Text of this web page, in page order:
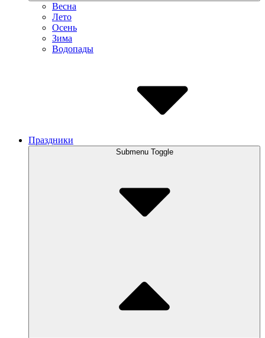
Весна
Лето
Осень
Зима
Водопады
Праздники
Submenu Toggle